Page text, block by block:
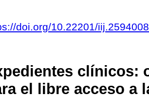
doi.org/10.22201/
clínicos:
el libre acceso a